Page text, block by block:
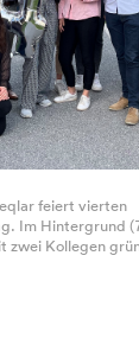
feiert vierten
Im Hintergrund
zwei Kollegen